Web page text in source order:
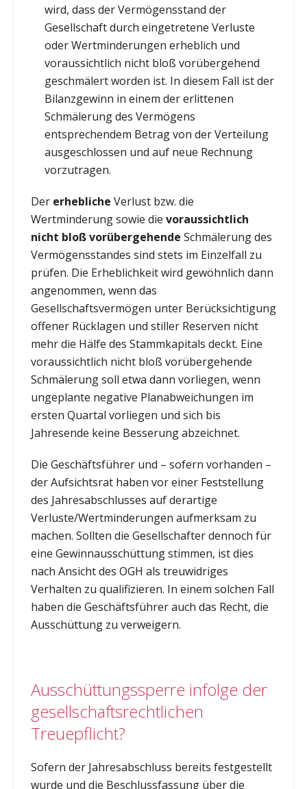
wird, dass der Vermögensstand der
Gesellschaft durch eingetretene Verluste
oder Wertminderungen erheblich und
voraussichtlich nicht bloß vorübergehend
geschmälert worden ist. In diesem Fall ist der
Bilanzgewinn in einem der erlittenen
Schmälerung des Vermögens
entsprechendem Betrag von der Verteilung
ausgeschlossen und auf neue Rechnung
vorzutragen.
Der erhebliche Verlust bzw. die
Wertminderung sowie die voraussichtlich
nicht bloß vorübergehende Schmälerung des
Vermögensstandes sind stets im Einzelfall zu
prüfen. Die Erheblichkeit wird gewöhnlich dann
angenommen, wenn das
Gesellschaftsvermögen unter Berücksichtigung
offener Rücklagen und stiller Reserven nicht
mehr die Hälfe des Stammkapitals deckt. Eine
voraussichtlich nicht bloß vorübergehende
Schmälerung soll etwa dann vorliegen, wenn
ungeplante negative Planabweichungen im
ersten Quartal vorliegen und sich bis
Jahresende keine Besserung abzeichnet.
Die Geschäftsführer und – sofern vorhanden –
der Aufsichtsrat haben vor einer Feststellung
des Jahresabschlusses auf derartige
Verluste/Wertminderungen aufmerksam zu
machen. Sollten die Gesellschafter dennoch für
eine Gewinnausschüttung stimmen, ist dies
nach Ansicht des OGH als treuwidriges
Verhalten zu qualifizieren. In einem solchen Fall
haben die Geschäftsführer auch das Recht, die
Ausschüttung zu verweigern.
Ausschüttungssperre infolge der
gesellschaftsrechtlichen
Treuepflicht?
Sofern der Jahresabschluss bereits festgestellt
wurde und die Beschlussfassung über die